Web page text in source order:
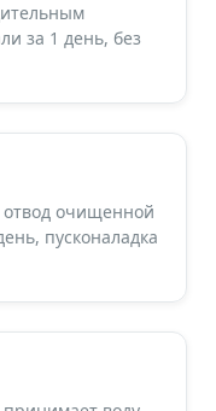
за 1 день, без
очищенной
пусконаладка